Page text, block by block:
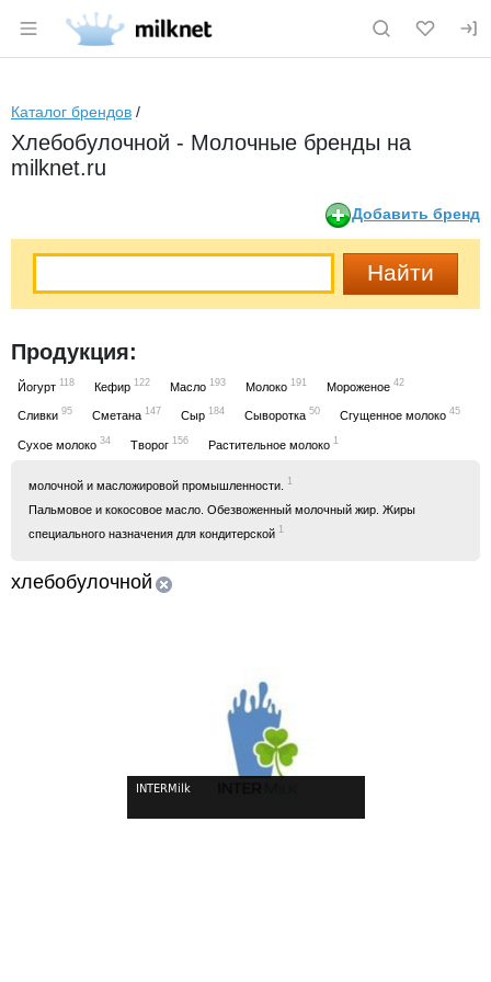
Раздел навигации по сайту milknet.ru
Каталог брендов /
Хлебобулочной - Молочные бренды на
milknet.ru
Добавить бренд
Продукция:
Йогурт 118 Кефир 122 Масло 193 Молоко 191 Мороженое 42
Сливки 95 Сметана 147 Сыр 184 Сыворотка 50 Сгущенное молоко 45
Сухое молоко 34 Творог 156 Растительное молоко 1
молочной и масложировой промышленности. 1
Пальмовое и кокосовое масло. Обезвоженный молочный жир. Жиры
специального назначения для кондитерской 1
хлебобулочной
INTERMilk